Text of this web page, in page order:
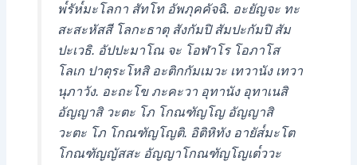
พ๎รัห๎มะโลกา สัทโท อัพภุคคัจฉิ. อะยัญจะ ทะ
สะสะหัสสี โลกะธาตุ สังกัมปิ สัมปะกัมปิ สัม
ปะเวธิ. อัปปะมาโณ จะ โอฬาโร โอภาโส
โลเก ปาตุระโหสิ อะติกกัมเมวะ เทวานัง เทวา
นุภาวัง. อะถะโข ภะคะวา อุทานัง อุทาเนสิ
อัญญาสิ วะตะ โภ โกณฑัญโญ อัญญาสิ
วะตะ โภ โกณฑัญโญติ. อิติหิทัง อายัส๎มะโต
โกณฑัญญัสสะ อัญญาโกณฑัญโญเต๎ววะ